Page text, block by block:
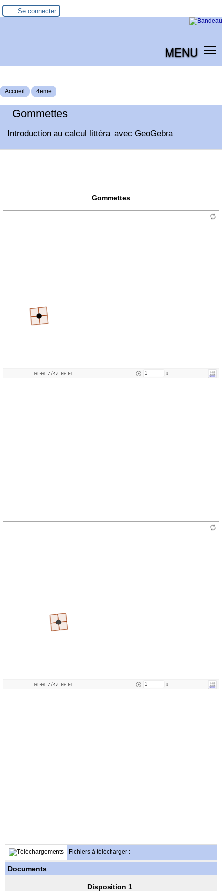
Se connecter
MENU
Accueil 4ème
Gommettes
Introduction au calcul littéral avec GeoGebra
Gommettes
Fichiers à télécharger :
Documents
Disposition 1